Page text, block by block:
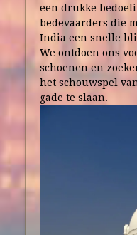
een drukke
bedevaarders die
India een snelle
We ontdoen ons
schoenen en
het schouwspel
gade te slaan.